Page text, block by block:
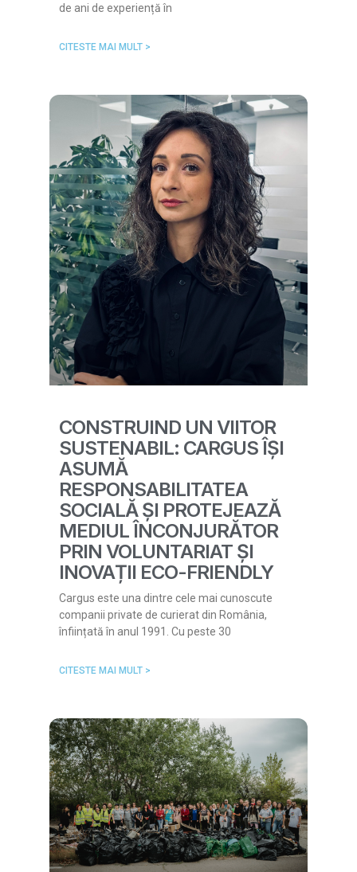
de ani de experiență în
CITESTE MAI MULT >
CONSTRUIND UN VIITOR
SUSTENABIL: CARGUS ÎȘI
ASUMĂ
RESPONSABILITATEA
SOCIALĂ ȘI PROTEJEAZĂ
MEDIUL ÎNCONJURĂTOR
PRIN VOLUNTARIAT ȘI
INOVAȚII ECO-FRIENDLY
Cargus este una dintre cele mai cunoscute
companii private de curierat din România,
înființată în anul 1991. Cu peste 30
CITESTE MAI MULT >